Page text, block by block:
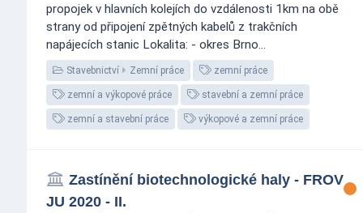
propojek v hlavních kolejích do vzdálenosti 1km na obě
strany od připojení zpětných kabelů z trakčních
napájecích stanic Lokalita: - okres Brno...
Stavebnictví Zemní práce zemní práce
zemní a výkopové práce stavební a zemní práce
zemní a stavební práce výkopové a zemní práce
Zastínění biotechnologické haly - FROV
JU 2020 - II.